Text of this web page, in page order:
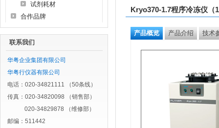
试剂耗材
合作品牌
联系我们
华粤企业集团有限公司
华粤行仪器有限公司
电话：020-34821111 （50条线）
传真：020-34820098 （销售部）
020-34829878 （维修部）
邮编：511442
Kryo370-1.7程序冷冻仪（
产品概览 产品介绍 技术